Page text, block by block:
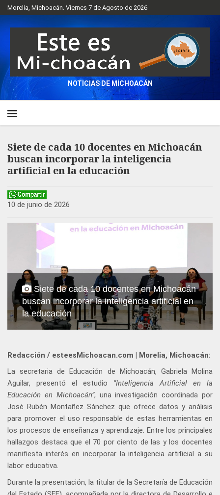
Morelia, Michoacán. Viernes 7 de Agosto de 2026
NOTICIAS DE MICHOACÁN
Siete de cada 10 docentes en Michoacán
buscan incorporar la inteligencia
artificial en la educación
10 de junio de 2026
Siete de cada 10 docentes en Michoacán
buscan incorporar la inteligencia artificial en
la educación
Redacción / esteesMichoacan.com | Morelia, Michoacán:
La secretaria de Educación de Michoacán, Gabriela Molina
Aguilar, presentó el estudio “Inteligencia Artificial en la
Educación en Michoacán”, una investigación coordinada por
José Rubén Montañez Sánchez que ofrece datos y análisis
para promover el uso responsable de estas herramientas en
los procesos de enseñanza y aprendizaje. Entre los principales
hallazgos destaca que el 70 por ciento de las y los docentes
manifiesta interés en incorporar la inteligencia artificial a su
labor educativa.
Durante la presentación, la titular de la Secretaría de Educación